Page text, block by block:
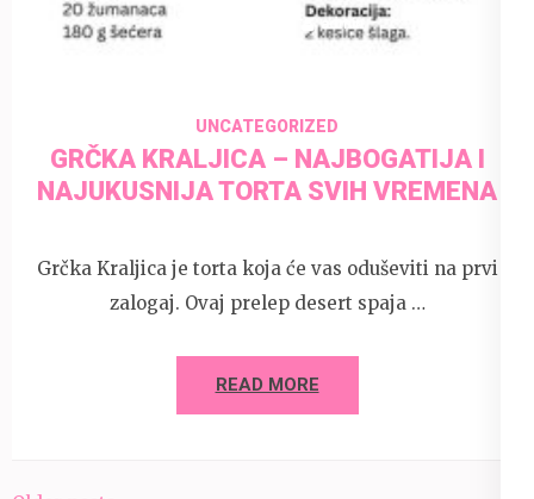
admin
UNCATEGORIZED
GRČKA KRALJICA – NAJBOGATIJA I
NAJUKUSNIJA TORTA SVIH VREMENA
Grčka Kraljica je torta koja će vas oduševiti na prvi
zalogaj. Ovaj prelep desert spaja …
READ MORE